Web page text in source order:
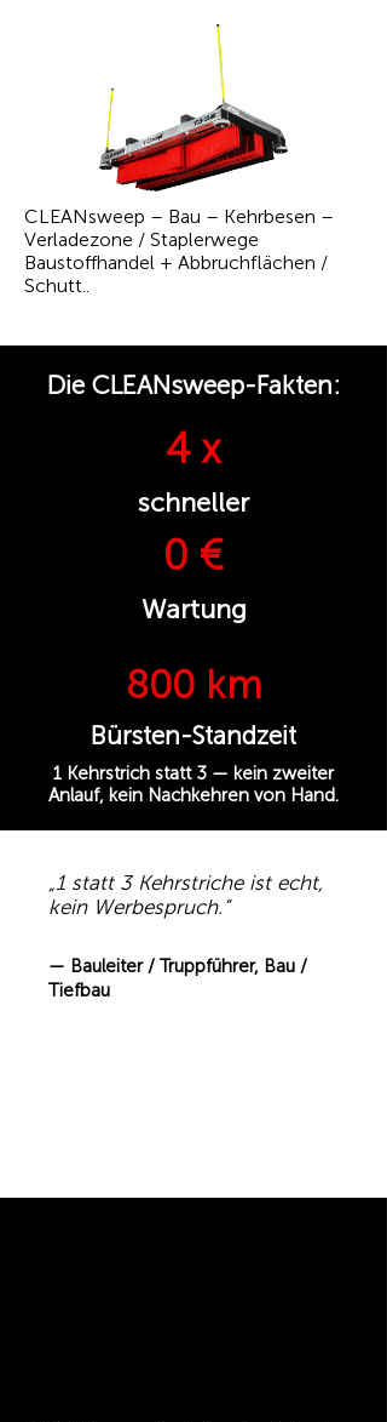
CLEANsweep – Bau – Kehrbesen –
Verladezone / Staplerwege
Baustoffhandel + Abbruchflächen /
Schutt..
Die CLEANsweep-Fakten:
4 x
schneller
0 €
Wartung
800 km
Bürsten-Standzeit
1 Kehrstrich statt 3 — kein zweiter
Anlauf, kein Nachkehren von Hand.
„1 statt 3 Kehrstriche ist echt,
kein Werbespruch.“
— Bauleiter / Truppführer, Bau /
Tiefbau